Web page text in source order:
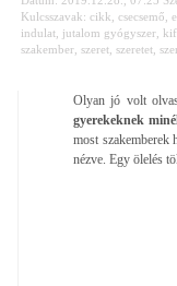
Kulcsszavak: cikk csecsemő
indulat jutalom gyógyszer
szakember szeret szeretet
Olyan jó volt
gyerekeknek
most szakemberek
nézve. Egy ölelés